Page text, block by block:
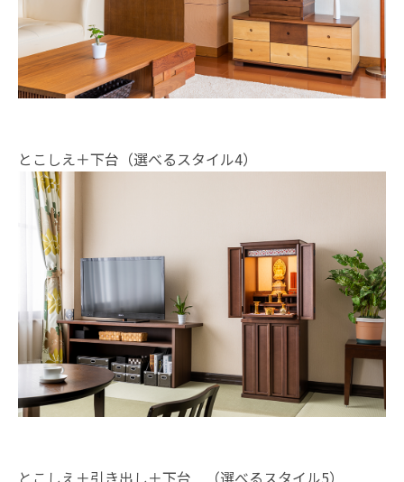
とこしえ＋下台（選べるスタイル4）
とこしえ＋引き出し＋下台 （選べるスタイル5）